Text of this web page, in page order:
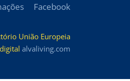
Facebook
União Europeia
alvaliving.com